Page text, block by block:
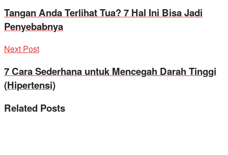
Tangan Anda Terlihat Tua? 7 Hal Ini Bisa Jadi
Penyebabnya
Next Post
7 Cara Sederhana untuk Mencegah Darah Tinggi
(Hipertensi)
Related Posts